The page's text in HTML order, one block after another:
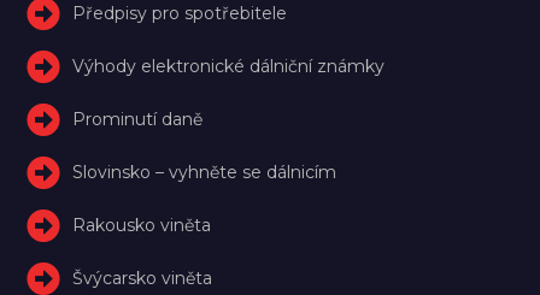
Předpisy pro spotřebitele
Výhody elektronické dálniční známky
Prominutí daně
Slovinsko – vyhněte se dálnicím
Rakousko viněta
Švýcarsko viněta